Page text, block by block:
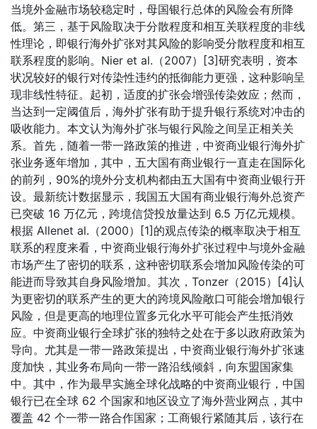
当境外金融市场较稳定时，母国银行总体的风险会有所降
低。第三，基于风险取决于分散程度和相互关联程度的非线
性理论，即银行海外扩张对其风险的影响受分散程度和相互
联系程度的影响。Nier et al.（2007）[3]研究表明，资本
状况较好的银行对传染性违约的抵御能力更强，这种影响呈
现非线性特征。起初，适度的扩张会增强传染效应；然而，
当达到一定阈值后，海外扩张有助于提升银行系统对冲击的
吸收能力。本文认为海外扩张与银行风险之间呈正相关关
系。首先，随着一带一路政策的推进，中资商业银行海外扩
张业务逐年增加，其中，五大国有商业银行一直走在国际化
的前列，90%的境外分支机构都由五大国有中资商业银行开
设。最新统计数据显示，我国五大国有商业银行海外总资产
已突破 16 万亿元，跨境信贷投放量达到 6.5 万亿元规模。
根据 Allenet al.（2000）[1]的观点传染的概率取决于相互
联系的程度来看，中资商业银行海外扩张过程中与境外金融
市场产生了密切的联系，这种密切联系会增加风险传染的可
能进而导致其自身风险增加。其次，Tonzer（2015）[4]认
为更密切的联系产生的更大的跨境风险敞口可能会增加银行
风险，但是更高的地理位置多元化水平可能会产生抵消效
应。中资商业银行全球扩张的独特之处在于多以政府政策为
导向。尤其是一带一路政策提出，中资商业银行海外扩张速
度加快，其业务布局向一带一路沿线倾斜，向东盟国家集
中。其中，作为最早实施全球化战略的中资商业银行，中国
银行已在全球 62 个国家和地区设立了海外营业网点，其中
覆盖 42 个一带一路合作国家；工商银行紧随其后，该行在